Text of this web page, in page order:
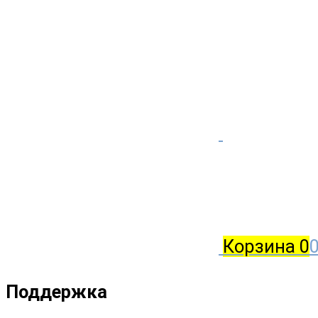
Корзина 0
Поддержка